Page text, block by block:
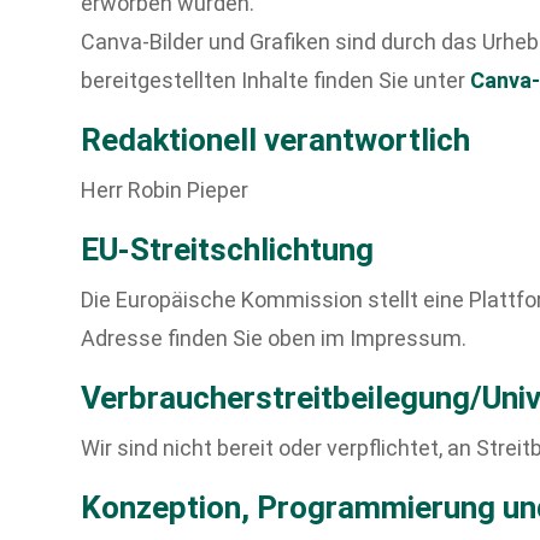
Canva-Bilder und Grafiken sind durch das
bereitgestellten Inhalte finden Sie unter
Redaktionell verantwortlich
Herr Robin Pieper
EU-Streitschlichtung
Die Europäische Kommission stellt eine
Adresse finden Sie oben im Impressum.
Verbraucher­streit­beilegung/
Wir sind nicht bereit oder verpflichtet, an
Konzeption, Programmierung